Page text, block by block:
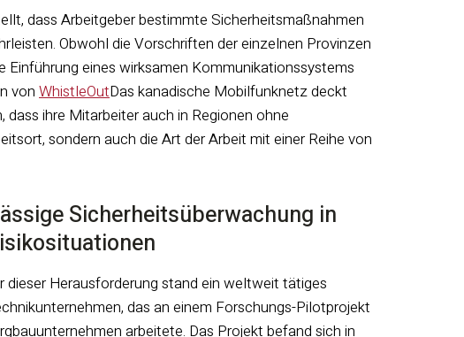
dass Arbeitgeber bestimmte Sicherheitsmaßnahmen
Obwohl die Vorschriften der einzelnen Provinzen
Einführung eines wirksamen Kommunikationssystems
von WhistleOutDas kanadische Mobilfunknetz deckt
ihre Mitarbeiter auch in Regionen ohne
sondern auch die Art der Arbeit mit einer Reihe von
Sicherheitsüberwachung in
dieser Herausforderung stand ein weltweit tätiges
das an einem Forschungs-Pilotprojekt
arbeitete. Das Projekt befand sich in